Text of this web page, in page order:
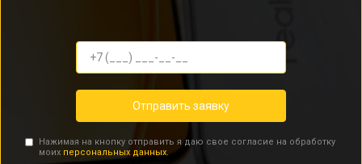
Отправить заявку
Нажимая на кнопку отправить я даю свое согласие на обработку
моих персональных данных.